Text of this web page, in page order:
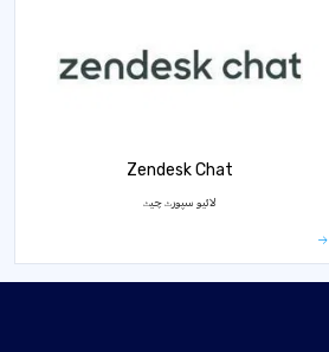
Zendesk Chat
لائیو سپورٹ چیٹ